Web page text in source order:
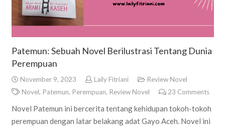
Patemun: Sebuah Novel Berilustrasi Tentang Dunia
Perempuan
November 9, 2023 Laily Fitriani
Review Novel
Novel, Patemun, Perempuan, Review Novel 23 Comments
Novel Patemun ini bercerita tentang kehidupan tokoh-tokoh
perempuan dengan latar belakang adat Gayo Aceh. Novel ini